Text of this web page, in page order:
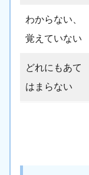
わからない、
覚えていない
どれにもあて
はまらない